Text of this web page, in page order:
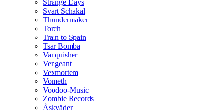
Strange Days
Svart Schakal
Thundermaker
Torch
Train to Spain
Tsar Bomba
Vanquisher
Vengeant
Vexmortem
Vometh
Voodoo-Music
Zombie Records
Åskväder